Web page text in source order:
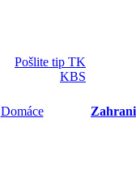
Pošlite tip TK
KBS
Domáce